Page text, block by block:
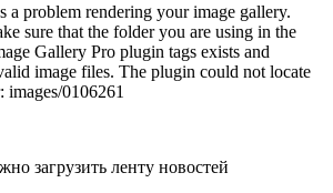
a problem rendering your image gallery.
sure that the folder you are using in the
Gallery Pro plugin tags exists and
image files. The plugin could not locate
images/0106261
загрузить ленту новостей